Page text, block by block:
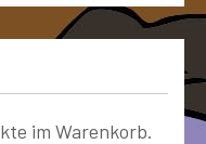
im Warenkorb.